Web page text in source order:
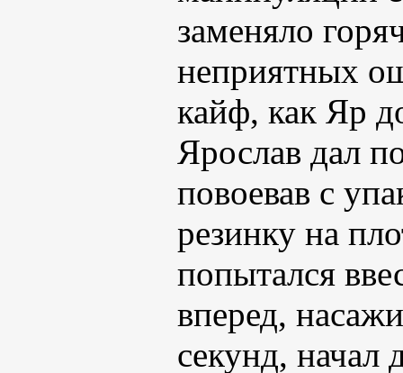
заменяло
неприятных
кайф, как Яр
Ярослав дал
повоевав с
резинку на
попытался
вперед,
секунд, начал